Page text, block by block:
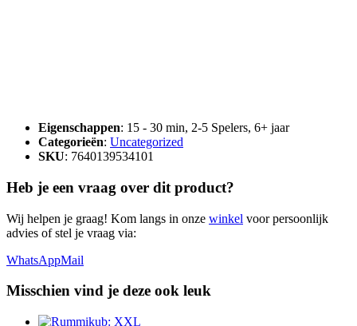
Eigenschappen: 15 - 30 min, 2-5 Spelers, 6+ jaar
Categorieën: Uncategorized
SKU: 7640139534101
Heb je een vraag over dit product?
Wij helpen je graag! Kom langs in onze winkel voor persoonlijk
advies of stel je vraag via:
WhatsAppMail
Misschien vind je deze ook leuk